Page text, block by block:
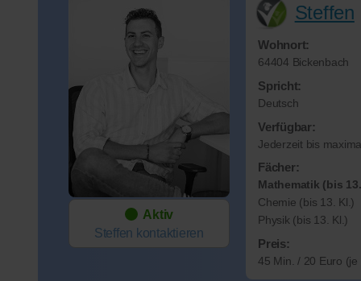
Aktiv
Steffen kontaktieren
Steffen
Wohnort:
64404 Bickenbach
Spricht:
Deutsch
Verfügbar:
Jederzeit bis
Fächer:
Mathematik (bis
Chemie (bis 13. Kl.)
Physik (bis 13. Kl.)
Preis:
45 Min. / 20 Euro (je